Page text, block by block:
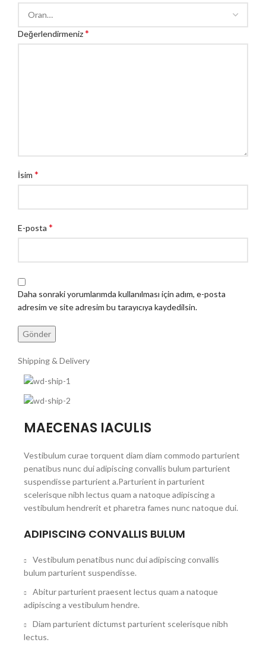
Değerlendirmeniz*
İsim *
E-posta *
Daha sonraki yorumlarımda kullanılması için adım, e-posta
adresim ve site adresim bu tarayıcıya kaydedilsin.
Shipping & Delivery
MAECENAS IACULIS
Vestibulum curae torquent diam diam commodo parturient
penatibus nunc dui adipiscing convallis bulum parturient
suspendisse parturient a.Parturient in parturient
scelerisque nibh lectus quam a natoque adipiscing a
vestibulum hendrerit et pharetra fames nunc natoque dui.
ADIPISCING CONVALLIS BULUM
Vestibulum penatibus nunc dui adipiscing convallis
bulum parturient suspendisse.
Abitur parturient praesent lectus quam a natoque
adipiscing a vestibulum hendre.
Diam parturient dictumst parturient scelerisque nibh
lectus.